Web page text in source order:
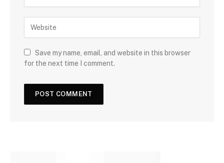
Save my name, email, and website in this browser
for the next time I comment.